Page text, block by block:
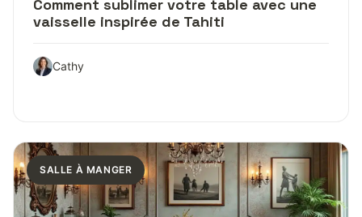
Comment sublimer votre table avec une
vaisselle inspirée de Tahiti
Cathy
SALLE À MANGER